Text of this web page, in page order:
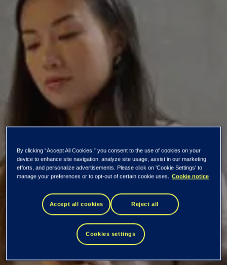
Gapet mellan
kvinnor och it växer
By clicking “Accept All Cookies,” you consent to the use of cookies on your
device to enhance site navigation, analyze site usage, assist in our marketing
efforts, and personalize advertisements. Please click on 'Cookie Settings' to
manage your preferences or to opt-out of certain cookie uses. Cookie notice
Accept all cookies Reject all
Cookies settings